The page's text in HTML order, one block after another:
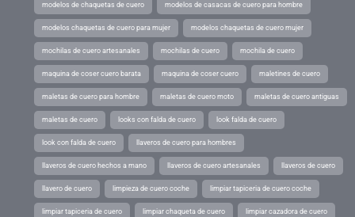
modelos de chaquetas de cuero modelos de casacas de cuero para hombre
modelos chaquetas de cuero para mujer modelos chaquetas de cuero mujer
mochilas de cuero artesanales mochilas de cuero mochila de cuero
maquina de coser cuero barata maquina de coser cuero maletines de cuero
maletas de cuero para hombre maletas de cuero moto maletas de cuero antiguas
maletas de cuero looks con falda de cuero look falda de cuero
look con falda de cuero llaveros de cuero para hombres
llaveros de cuero hechos a mano llaveros de cuero artesanales llaveros de cuero
llavero de cuero limpieza de cuero coche limpiar tapiceria de cuero coche
limpiar tapiceria de cuero limpiar chaqueta de cuero limpiar cazadora de cuero